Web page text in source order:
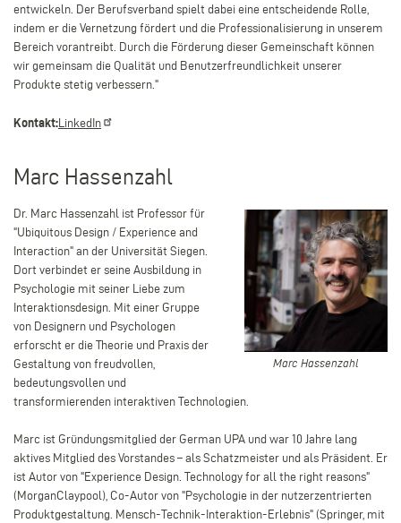
entwickeln. Der Berufsverband spielt dabei eine entscheidende Rolle,
indem er die Vernetzung fördert und die Professionalisierung in unserem
Bereich vorantreibt. Durch die Förderung dieser Gemeinschaft können
wir gemeinsam die Qualität und Benutzerfreundlichkeit unserer
Produkte stetig verbessern."
Kontakt:LinkedIn
Marc Hassenzahl
Marc Hassenzahl
Dr. Marc Hassenzahl ist Professor für
"Ubiquitous Design / Experience and
Interaction" an der Universität Siegen.
Dort verbindet er seine Ausbildung in
Psychologie mit seiner Liebe zum
Interaktionsdesign. Mit einer Gruppe
von Designern und Psychologen
erforscht er die Theorie und Praxis der
Gestaltung von freudvollen,
bedeutungsvollen und
transformierenden interaktiven Technologien.
Marc ist Gründungsmitglied der German UPA und war 10 Jahre lang
aktives Mitglied des Vorstandes – als Schatzmeister und als Präsident. Er
ist Autor von "Experience Design. Technology for all the right reasons"
(MorganClaypool), Co-Autor von "Psychologie in der nutzerzentrierten
Produktgestaltung. Mensch-Technik-Interaktion-Erlebnis" (Springer, mit